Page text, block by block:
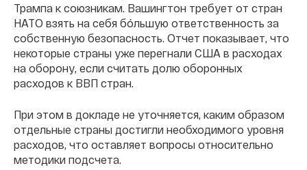
Трампа к союзникам. Вашингтон требует от стран
НАТО взять на себя бóльшую ответственность за
собственную безопасность. Отчет показывает, что
некоторые страны уже перегнали США в расходах
на оборону, если считать долю оборонных
расходов к ВВП стран.
При этом в докладе не уточняется, каким образом
отдельные страны достигли необходимого уровня
расходов, что оставляет вопросы относительно
методики подсчета.